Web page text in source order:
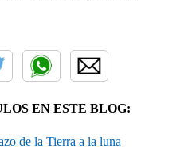
EN ESTE BLOG:
de la Tierra a la luna